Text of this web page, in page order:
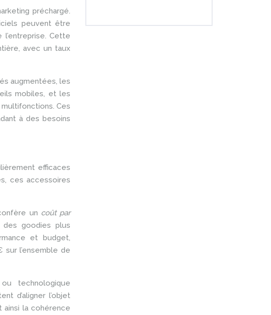
préchargé.
peuvent être
Cette
avec un taux
augmentées, les
mobiles, et les
Ces
à des besoins
efficaces
ces accessoires
un coût par
des goodies plus
et budget,
l’ensemble de
technologique
d’aligner l’objet
ainsi la cohérence